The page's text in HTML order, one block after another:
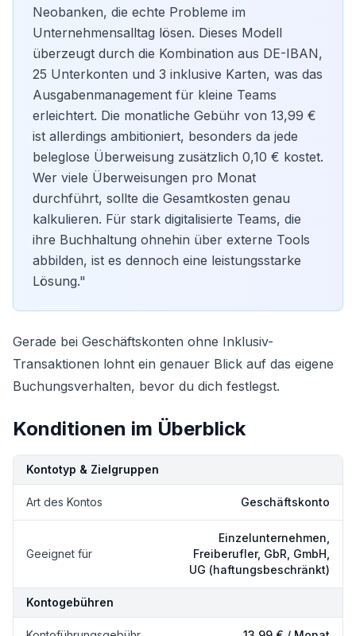
Neobanken, die echte Probleme im
Unternehmensalltag lösen. Dieses Modell
überzeugt durch die Kombination aus DE-IBAN,
25 Unterkonten und 3 inklusive Karten, was das
Ausgabenmanagement für kleine Teams
erleichtert. Die monatliche Gebühr von 13,99 €
ist allerdings ambitioniert, besonders da jede
beleglose Überweisung zusätzlich 0,10 € kostet.
Wer viele Überweisungen pro Monat
durchführt, sollte die Gesamtkosten genau
kalkulieren. Für stark digitalisierte Teams, die
ihre Buchhaltung ohnehin über externe Tools
abbilden, ist es dennoch eine leistungsstarke
Lösung."
Gerade bei Geschäftskonten ohne Inklusiv-
Transaktionen lohnt ein genauer Blick auf das eigene
Buchungsverhalten, bevor du dich festlegst.
Konditionen im Überblick
KonditionDetails
Kontotyp & Zielgruppen
Art des Kontos Geschäftskonto
Geeignet für
Einzelunternehmen,
Freiberufler, GbR, GmbH,
UG (haftungsbeschränkt)
Kontogebühren